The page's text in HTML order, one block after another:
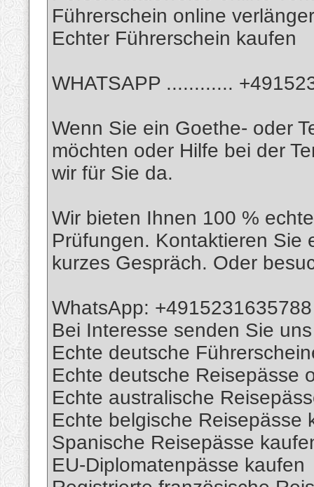
Führerschein online
Echter Führerschein kaufen
WHATSAPP ............
Wenn Sie ein Goethe- oder
möchten oder Hilfe bei der
wir für Sie da.
Wir bieten Ihnen 100 %
Prüfungen. Kontaktieren Sie
kurzes Gespräch. Oder
WhatsApp: +4915231635788
Bei Interesse senden Sie
Echte deutsche
Echte deutsche Reisepässe
Echte australische
Echte belgische Reisepässe
Spanische Reisepässe
EU-Diplomatenpässe kaufen